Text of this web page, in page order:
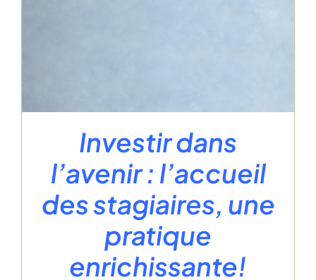
Investir dans
l’avenir : l’accueil
des stagiaires, une
pratique
enrichissante!